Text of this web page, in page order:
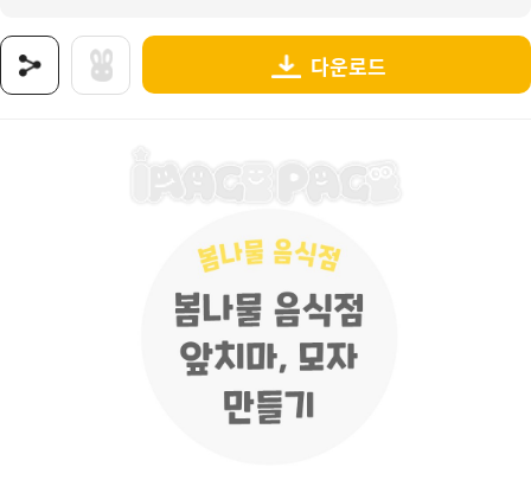
다운로드
태그 : 봄나물음식점앞치마모자만들기, 봄나물음식점모자, 봄나물음식점앞치마, 봄, 봄나
추가 설명 : 해당 상품에 대한 상세 정보는 이미지로 제공됩니다.